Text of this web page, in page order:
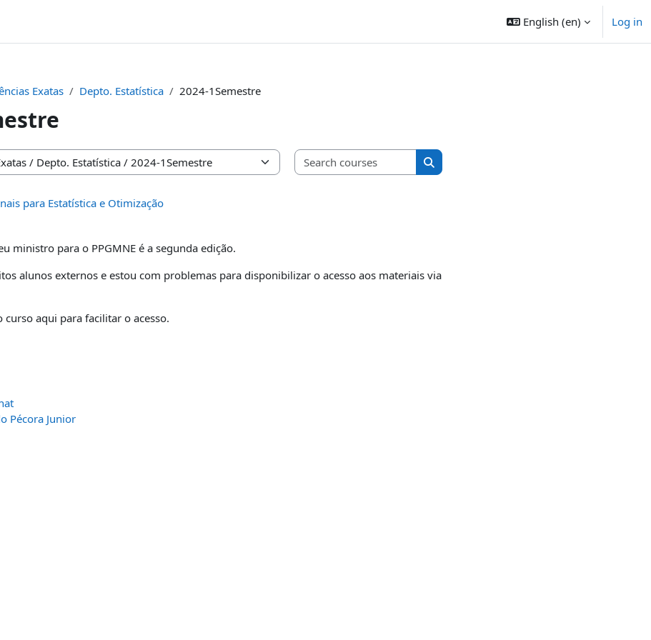
English ‎(en)‎ Log in
Exatas Depto. Estatística 2024-1Semestre
Search courses
Search courses
para Estatística e Otimização
ministro para o PPGMNE é a segunda edição.
alunos externos e estou com problemas para disponibilizar o acesso aos materiais via
curso aqui para facilitar o acesso.
Pécora Junior